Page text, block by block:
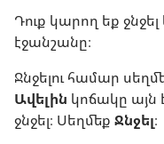
Դուք կարող եք
էջանշանը։
Ջնջելու համար
Ավելին կոճակը այն
ջնջել։ Սեղմեք Ջնջել։